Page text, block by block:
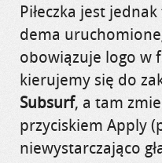
Piłeczka jest
dema
obowiązuje logo w
kierujemysię do
Subsurf, a tam
przyciskiem Apply
niewystarczająco